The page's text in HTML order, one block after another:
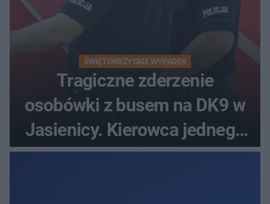
ŚWIĘTOKRZYSKIE WYPADEK
Tragiczne zderzenie
osobówki z busem na DK9 w
Jasienicy. Kierowca jednego
z pojazdów zginął na miejscu